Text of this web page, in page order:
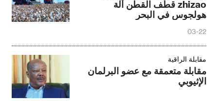
zhizao قطف القطن آلة
هولجوس في البحر
03-22
مقابلة الراقية
مقابلة متعمقة مع عضو البرلمان
الإثيوبي